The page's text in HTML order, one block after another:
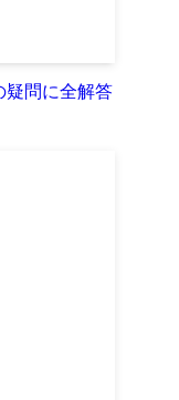
疑問に全解答